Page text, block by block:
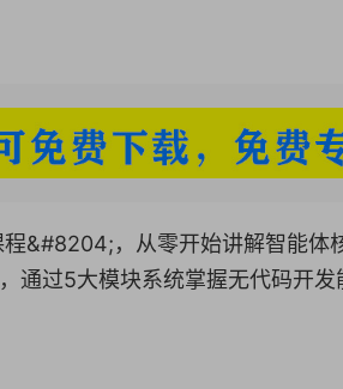
&#8204;，从零开始讲解智能体
通过5大模块系统掌握无代码开